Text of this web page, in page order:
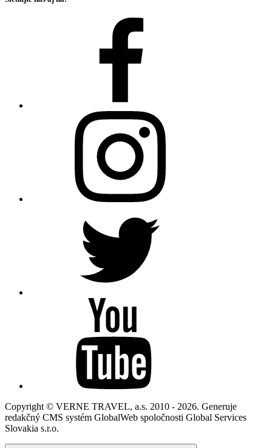
Copyright © VERNE TRAVEL, a.s. 2010 - 2026. Generuje
redakčný CMS systém GlobalWeb spoločnosti Global Services
Slovakia s.r.o.